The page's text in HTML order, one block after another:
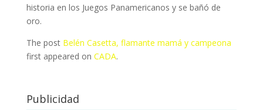
historia en los Juegos Panamericanos y se bañó de
oro.
The post Belén Casetta, flamante mamá y campeona
first appeared on CADA.
Publicidad